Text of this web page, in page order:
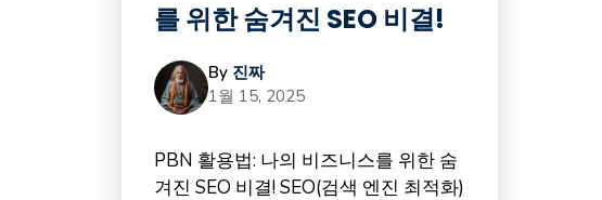
를 위한 숨겨진 SEO 비결!
By 진짜
1월 15, 2025
PBN 활용법: 나의 비즈니스를 위한 숨
겨진 SEO 비결! SEO(검색 엔진 최적화)